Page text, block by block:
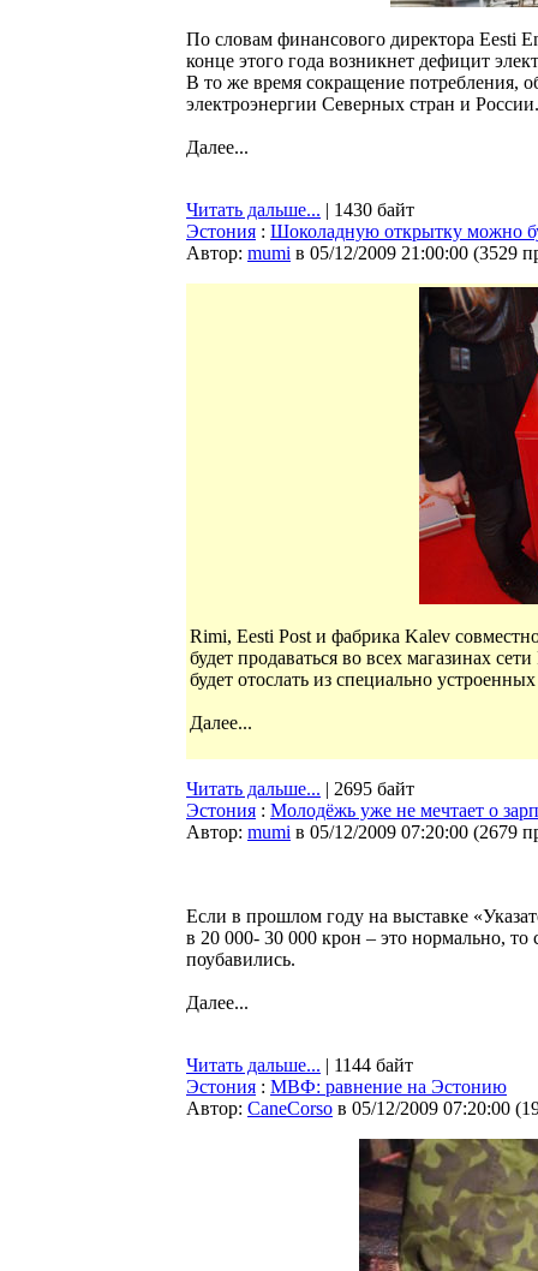
По словам финансового директора Eesti
конце этого года возникнет дефицит
В то же время сокращение потребления,
электроэнергии Северных стран и России.
Далее...
Читать дальше... | 1430 байт
Эстония : Шоколадную открытку можно
Автор: mumi в 05/12/2009 21:00:00 (3529
Rimi, Eesti Post и фабрика Kalev
будет продаваться во всех магазинах
будет отослать из специально
Далее...
Читать дальше... | 2695 байт
Эстония : Молодёжь уже не мечтает о
Автор: mumi в 05/12/2009 07:20:00 (2679
Если в прошлом году на выставке
в 20 000- 30 000 крон – это нормально,
поубавились.
Далее...
Читать дальше... | 1144 байт
Эстония : МВФ: равнение на Эстонию
Автор: CaneCorso в 05/12/2009 07:20:00 (